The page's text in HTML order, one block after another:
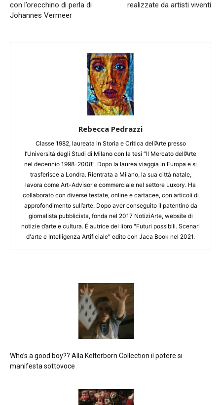
con l’orecchino di perla di
Johannes Vermeer
realizzate da artisti viventi
Rebecca Pedrazzi
Classe 1982, laureata in Storia e Critica dell’Arte presso
l’Università degli Studi di Milano con la tesi “Il Mercato dell’Arte
nel decennio 1998-2008”. Dopo la laurea viaggia in Europa e si
trasferisce a Londra. Rientrata a Milano, la sua città natale,
lavora come Art-Advisor e commerciale nel settore Luxory. Ha
collaborato con diverse testate, online e cartacee, con articoli di
approfondimento sull’arte. Dopo aver conseguito il patentino da
giornalista pubblicista, fonda nel 2017 NotiziArte, website di
notizie d’arte e cultura. É autrice del libro "Futuri possibili. Scenari
d'arte e Intelligenza Artificiale" edito con Jaca Book nel 2021.
Who’s a good boy?? Alla Kelterborn Collection il potere si
manifesta sottovoce